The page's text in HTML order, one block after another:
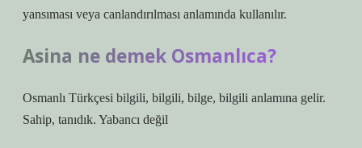
yansıması veya canlandırılması anlamında kullanılır.
Asina ne demek Osmanlıca?
Osmanlı Türkçesi bilgili, bilgili, bilge, bilgili anlamına gelir.
Sahip, tanıdık. Yabancı değil